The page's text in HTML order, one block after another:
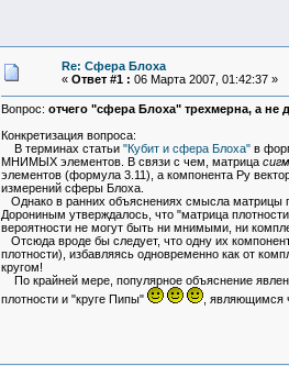
Re: Сфера Блоха
« Ответ #1 : 06 Марта 2007, 01:42:37 »
Вопрос: отчего "сфера Блоха" трехмерна, а не
Конкретизация вопроса:
В терминах статьи "Кубит и сфера Блоха"в
МНИМЫХ элементов. В связи с чем, матрица
элементов (формула 3.11), а компонента Py
измерений сферы Блоха.
Однако в ранних объяснениях смысла матрицы
Дорониным утверждалось, что "матрица
вероятности не могут быть ни мнимыми, ни
Отсюда вроде бы следует, что одну их
плотности), избавляясь одновременно как от
кругом!
По крайней мере, популярное объяснение
плотности и "круге Пипы"
, являющимся